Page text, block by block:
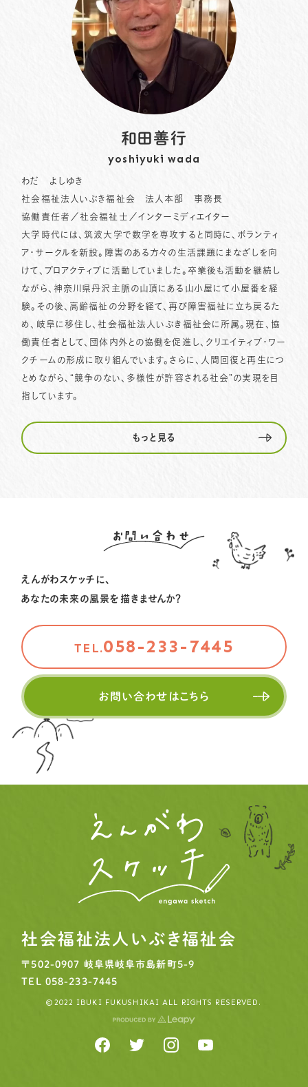
和田善行
yoshiyuki wada
わだ よしゆき
社会福祉法人いぶき福祉会 法人本部 事務長
協働責任者／社会福祉士／インターミディエイター
大学時代には、筑波大学で数学を専攻すると同時に、ボランティ
ア・サークルを新設。障害のある方々の生活課題にまなざしを向
けて、プロアクティブに活動していました。卒業後も活動を継続し
ながら、神奈川県丹沢主脈の山頂にある山小屋にて小屋番を経
験。その後、高齢福祉の分野を経て、再び障害福祉に立ち戻るた
め、岐阜に移住し、社会福祉法人いぶき福祉会に所属。現在、協
働責任者として、団体内外との協働を促進し、クリエイティブ・ワー
クチームの形成に取り組んでいます。さらに、人間回復と再生につ
とめながら、“競争のない、多様性が許容される社会”の実現を目
指しています。
もっと見る
お問い合わせ
えんがわスケッチに、
あなたの未来の風景を描きませんか？
TEL.058-233-7445
お問い合わせはこちら
社会福祉法人いぶき福祉会
〒502-0907 岐阜県岐阜市島新町5-9
TEL 058-233-7445
©2022 IBUKI FUKUSHIKAI ALL RIGHTS RESERVED.